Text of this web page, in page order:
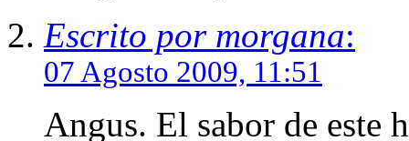
Escrito por morgana:
07 Agosto 2009, 11:51
Angus. El sabor de este